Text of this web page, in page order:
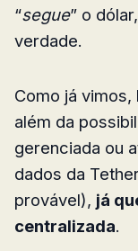
“segue” o
verdade.
Como já
além da
gerenciada ou
dados da
provável), já
centralizada.